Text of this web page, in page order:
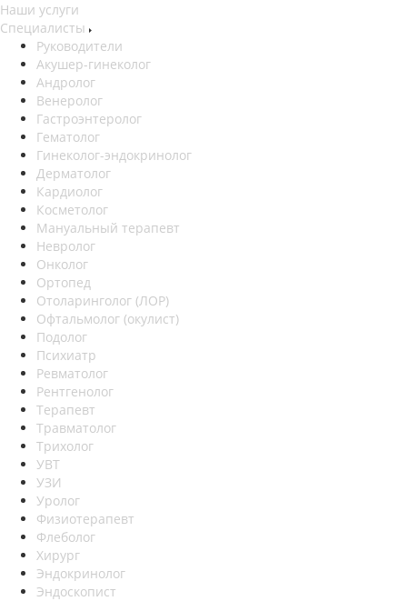
Наши услуги
Специалисты
Руководители
Акушер-гинеколог
Андролог
Венеролог
Гастроэнтеролог
Гематолог
Гинеколог-эндокринолог
Дерматолог
Кардиолог
Косметолог
Мануальный терапевт
Невролог
Онколог
Ортопед
Отоларинголог (ЛОР)
Офтальмолог (окулист)
Подолог
Психиатр
Ревматолог
Рентгенолог
Терапевт
Травматолог
Трихолог
УВТ
УЗИ
Уролог
Физиотерапевт
Флеболог
Хирург
Эндокринолог
Эндоскопист